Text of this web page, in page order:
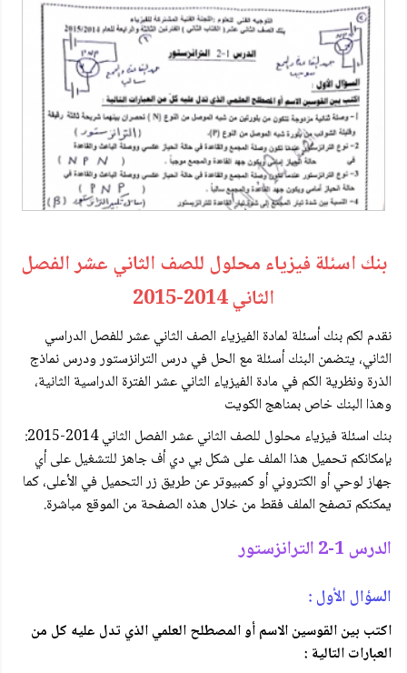
بنك اسئلة فيزياء محلول للصف الثاني عشر الفصل
الثاني 2014-2015
نقدم لكم بنك أسئلة لمادة الفيزياء الصف الثاني عشر للفصل الدراسي
الثاني، يتضمن البنك أسئلة مع الحل في درس الترانزستور ودرس نماذج
الذرة ونظرية الكم في مادة الفيزياء الثاني عشر الفترة الدراسية الثانية،
وهذا البنك خاص بمناهج الكويت
بنك اسئلة فيزياء محلول للصف الثاني عشر الفصل الثاني 2014-2015:
بإمكانكم تحميل هذا الملف على شكل بي دي أف جاهز للتشغيل على أي
جهاز لوحي أو الكتروني أو كمبيوتر عن طريق زر التحميل في الأعلى، كما
يمكنكم تصفح الملف فقط من خلال هذه الصفحة من الموقع مباشرة.
الدرس 1-2 الترانزستور
السؤال الأول :
اكتب بين القوسين الاسم أو المصطلح العلمي الذي تدل عليه كل من
العبارات التالية :